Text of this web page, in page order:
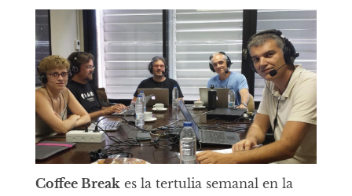
Coffee Breakes la tertulia semanal en la